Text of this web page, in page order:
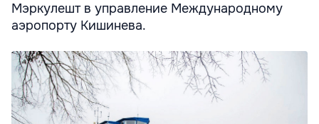
Мэркулешт в управление Международному
аэропорту Кишинева.